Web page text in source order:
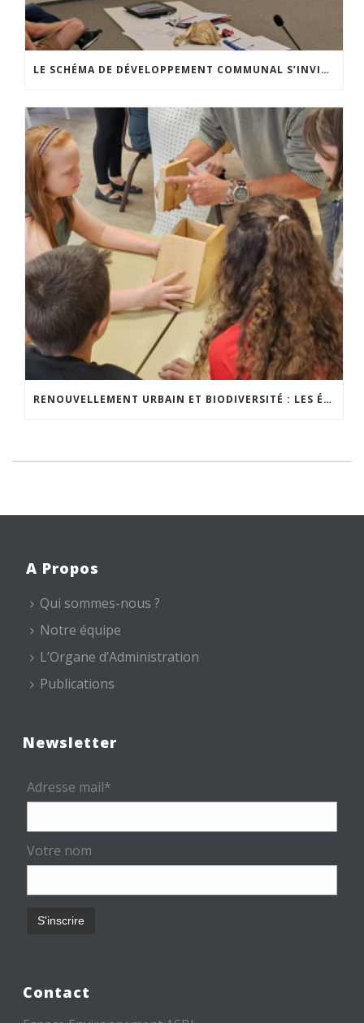
LE SCHÉMA DE DÉVELOPPEMENT COMMUNAL S’INVITE DANS LES CCATM DU HAINAUT
RENOUVELLEMENT URBAIN ET BIODIVERSITÉ : LES ÉLÈVES S’IMPLIQUENT CONCRÈTEMENT
A Propos
Qui sommes-nous ?
Notre équipe
L’Organe d’Administration
Publications
Newsletter
Adresse mail*
Votre nom
Contact